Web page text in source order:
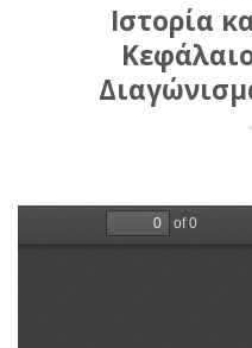
Ιστορία